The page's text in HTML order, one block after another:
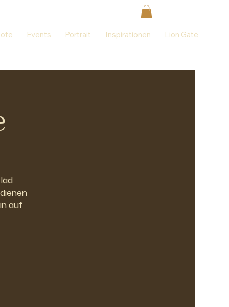
Events Portrait Inspirationen Lion Gate
auf